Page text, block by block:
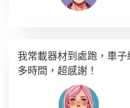
我常載器材到處跑，車
多時間，超感謝！